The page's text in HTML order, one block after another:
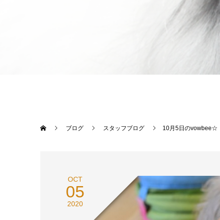
ブログ スタッフブログ 10月5日のvowbee☆
OCT
05
2020